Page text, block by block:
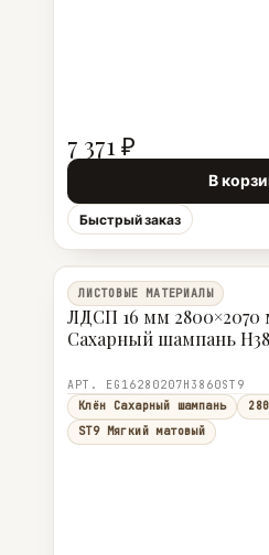
7 371 ₽
В
Быстрый заказ
ЛИСТОВЫЕ МАТЕРИАЛЫ
ЛДСП 16 мм
Сахарный шампань
АРТ. EG16280207H3860ST9
Клён Сахарный шампань
ST9 Мягкий матовый